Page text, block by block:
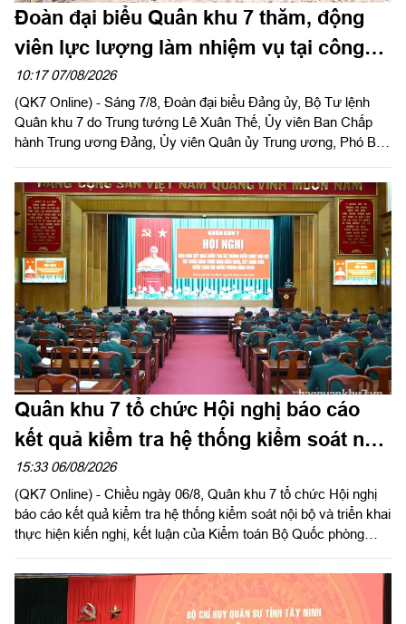
Đoàn đại biểu Quân khu 7 thăm, động
viên lực lượng làm nhiệm vụ tại công
viên Lê Thị Riêng
10:17 07/08/2026
(QK7 Online) - Sáng 7/8, Đoàn đại biểu Đảng ủy, Bộ Tư lệnh
Quân khu 7 do Trung tướng Lê Xuân Thế, Ủy viên Ban Chấp
hành Trung ương Đảng, Ủy viên Quân ủy Trung ương, Phó Bí
hoa, dâng hương tưởng niệm cố Tổng Bí thư Trần Phú, các anh
hùng liệt sĩ và thăm, động viên lực lượng đang làm nhiệm vụ tại
công viên Lê Thị Riêng, Thành phố Hồ Chí Minh.
Quân khu 7 tổ chức Hội nghị báo cáo
kết quả kiểm tra hệ thống kiểm soát nội
bộ
15:33 06/08/2026
(QK7 Online) - Chiều ngày 06/8, Quân khu 7 tổ chức Hội nghị
báo cáo kết quả kiểm tra hệ thống kiểm soát nội bộ và triển khai
thực hiện kiến nghị, kết luận của Kiểm toán Bộ Quốc phòng
viên Ban Chấp hành Trung ương Đảng, Ủy viên Quân ủy Trung
ương, Phó Bí thư Đảng ủy, Tư lệnh Quân khu chủ trì hội nghị.